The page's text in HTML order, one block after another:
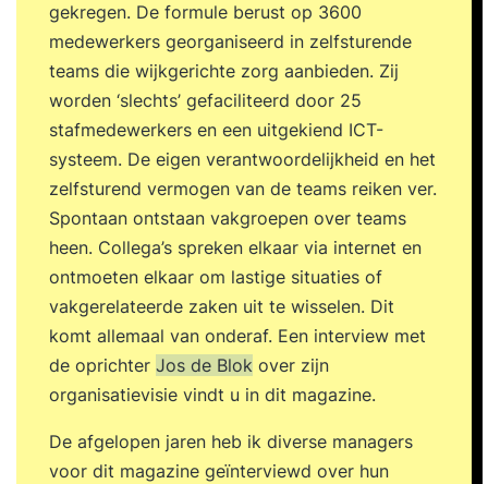
gekregen. De formule berust op 3600
medewerkers georganiseerd in zelfsturende
teams die wijkgerichte zorg aanbieden. Zij
worden ‘slechts’ gefaciliteerd door 25
stafmedewerkers en een uitgekiend ICT-
systeem. De eigen verantwoordelijkheid en het
zelfsturend vermogen van de teams reiken ver.
Spontaan ontstaan vakgroepen over teams
heen. Collega’s spreken elkaar via internet en
ontmoeten elkaar om lastige situaties of
vakgerelateerde zaken uit te wisselen. Dit
komt allemaal van onderaf. Een interview met
de oprichter Jos de Blok over zijn
organisatievisie vindt u in dit magazine.
De afgelopen jaren heb ik diverse managers
voor dit magazine geïnterviewd over hun